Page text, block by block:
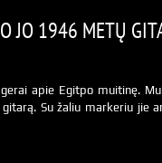
JO 1946 METŲ
Su žaliu markeriu jie